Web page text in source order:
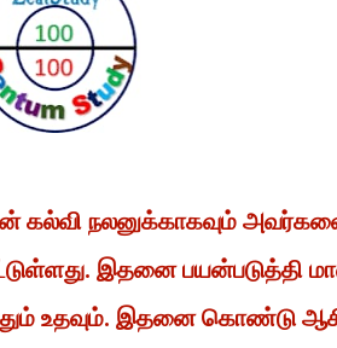
கல்வி நலனுக்காகவும்
இதனை பயன்படுத்தி
உதவும். இதனை கொண்டு